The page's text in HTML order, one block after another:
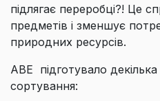
підлягає переробці?! Це
предметів і зменшує
природних ресурсів.
АВЕ підготувало
сортування: